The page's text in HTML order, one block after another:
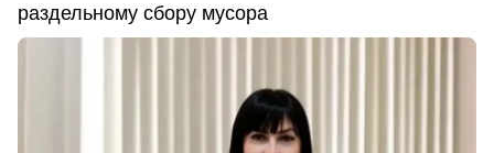
раздельному сбору мусора